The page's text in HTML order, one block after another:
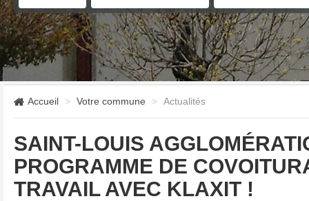
Accueil Votre commune Actualités
SAINT-LOUIS
PROGRAMME DE
TRAVAIL AVEC KLAXIT !